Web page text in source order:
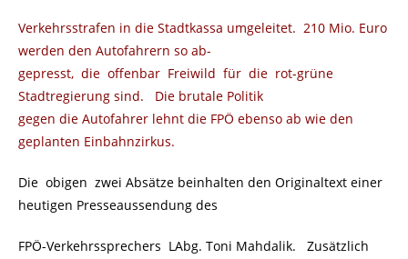
Verkehrsstrafen in die Stadtkassa umgeleitet. 210 Mio. Euro
werden den Autofahrern so ab-
gepresst, die offenbar Freiwild für die rot-grüne
Stadtregierung sind. Die brutale Politik
gegen die Autofahrer lehnt die FPÖ ebenso ab wie den
geplanten Einbahnzirkus.
Die obigen zwei Absätze beinhalten den Originaltext einer
heutigen Presseaussendung des
FPÖ-Verkehrssprechers LAbg. Toni Mahdalik. Zusätzlich